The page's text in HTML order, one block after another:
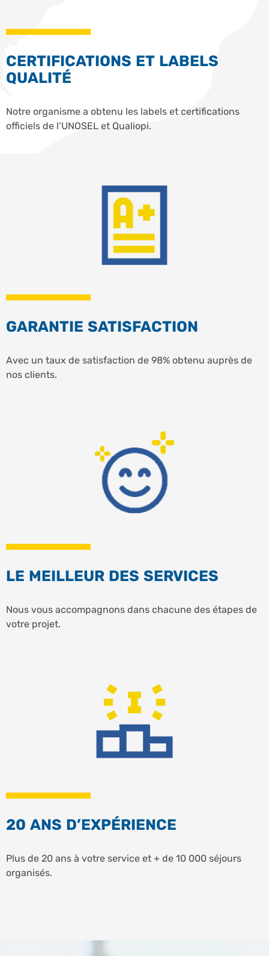
CERTIFICATIONS ET LABELS
QUALITÉ
Notre organisme a obtenu les labels et certifications
officiels de l’UNOSEL et Qualiopi.
GARANTIE SATISFACTION
Avec un taux de satisfaction de 98% obtenu auprès de
nos clients.
LE MEILLEUR DES SERVICES
Nous vous accompagnons dans chacune des étapes de
votre projet.
20 ANS D’EXPÉRIENCE
Plus de 20 ans à votre service et + de 10 000 séjours
organisés.